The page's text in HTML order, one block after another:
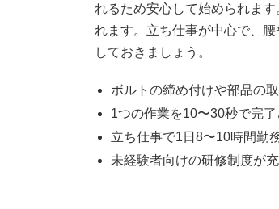
れるため安心して始められます
れます。立ち仕事が中心で、
しておきましょう。
ボルトの締め付けや部品の
1つの作業を10〜30秒で完
立ち仕事で1日8〜10時間勤
未経験者向けの研修制度が